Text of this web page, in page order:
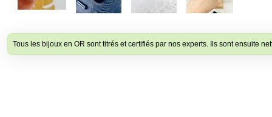
Tous les bijoux en OR sont titrés et certifiés par nos experts. Ils sont ensuite